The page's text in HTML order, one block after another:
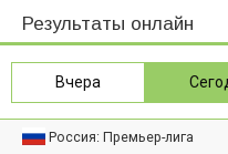
Результаты онлайн
Вчера
Россия: Премьер-лига